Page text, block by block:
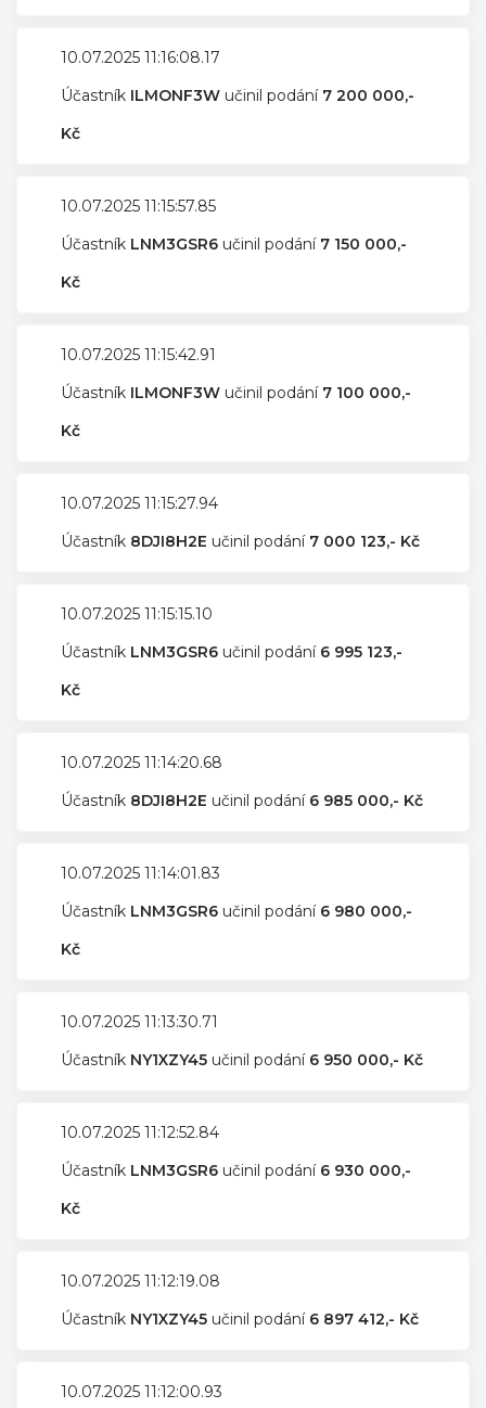
10.07.2025 11:16:08.17
Účastník ILMONF3W učinil podání 7 200 000,-
Kč
10.07.2025 11:15:57.85
Účastník LNM3GSR6 učinil podání 7 150 000,-
Kč
10.07.2025 11:15:42.91
Účastník ILMONF3W učinil podání 7 100 000,-
Kč
10.07.2025 11:15:27.94
Účastník 8DJI8H2E učinil podání 7 000 123,- Kč
10.07.2025 11:15:15.10
Účastník LNM3GSR6 učinil podání 6 995 123,-
Kč
10.07.2025 11:14:20.68
Účastník 8DJI8H2E učinil podání 6 985 000,- Kč
10.07.2025 11:14:01.83
Účastník LNM3GSR6 učinil podání 6 980 000,-
Kč
10.07.2025 11:13:30.71
Účastník NY1XZY45 učinil podání 6 950 000,- Kč
10.07.2025 11:12:52.84
Účastník LNM3GSR6 učinil podání 6 930 000,-
Kč
10.07.2025 11:12:19.08
Účastník NY1XZY45 učinil podání 6 897 412,- Kč
10.07.2025 11:12:00.93